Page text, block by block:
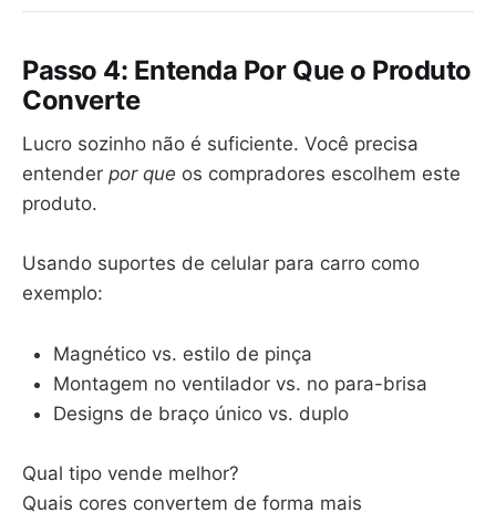
Passo 4: Entenda Por Que o Produto
Converte
Lucro sozinho não é suficiente. Você precisa
entender por que os compradores escolhem este
produto.
Usando suportes de celular para carro como
exemplo:
Magnético vs. estilo de pinça
Montagem no ventilador vs. no para-brisa
Designs de braço único vs. duplo
Qual tipo vende melhor?
Quais cores convertem de forma mais